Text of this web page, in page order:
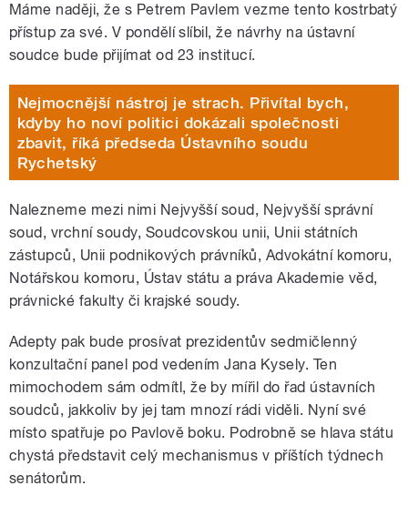
Máme naději, že s Petrem Pavlem vezme tento kostrbatý
přístup za své. V pondělí slíbil, že návrhy na ústavní
soudce bude přijímat od 23 institucí.
Nejmocnější nástroj je strach. Přivítal bych,
kdyby ho noví politici dokázali společnosti
zbavit, říká předseda Ústavního soudu
Rychetský
Nalezneme mezi nimi Nejvyšší soud, Nejvyšší správní
soud, vrchní soudy, Soudcovskou unii, Unii státních
zástupců, Unii podnikových právníků, Advokátní komoru,
Notářskou komoru, Ústav státu a práva Akademie věd,
právnické fakulty či krajské soudy.
Adepty pak bude prosívat prezidentův sedmičlenný
konzultační panel pod vedením Jana Kysely. Ten
mimochodem sám odmítl, že by mířil do řad ústavních
soudců, jakkoliv by jej tam mnozí rádi viděli. Nyní své
místo spatřuje po Pavlově boku. Podrobně se hlava státu
chystá představit celý mechanismus v příštích týdnech
senátorům.